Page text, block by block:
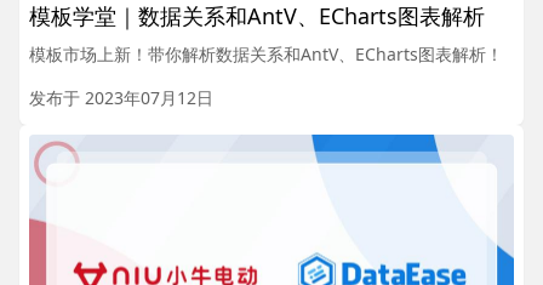
模板学堂｜数据关系和AntV、ECharts图表解析
模板市场上新！带你解析数据关系和AntV、ECharts图表解析！
发布于 2023年07月12日